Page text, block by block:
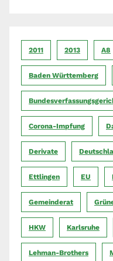
2011 2013 A8
Baden Württemberg
Corona-Impfung
Derivate
Ettlingen EU
Gemeinderat
HKW Karlsruhe
Lehman-Brothers